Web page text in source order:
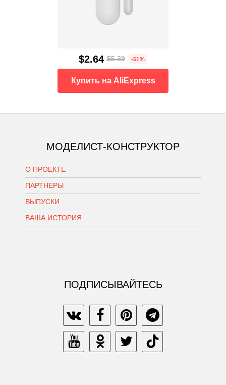
$2.64 $5.39 -51%
Купить на AliExpress
МОДЕЛИСТ-КОНСТРУКТОР
О ПРОЕКТЕ
ПАРТНЕРЫ
ВЫПУСКИ
ВАША ИСТОРИЯ
ПОДПИСЫВАЙТЕСЬ